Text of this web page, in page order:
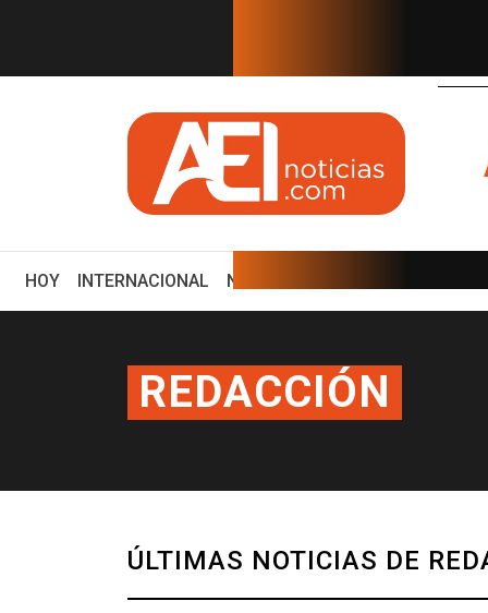
EN TIEMPO REAL
serán publicado en mi... ¿Cuál es el plan de
HOY(CURRENT)
INTERNACIONAL NACIONAL
REDACCIÓN
ÚLTIMAS NOTICIAS DE